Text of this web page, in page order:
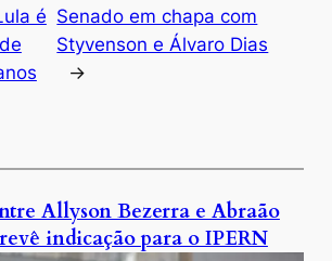
é Senado em chapa com
Styvenson e Álvaro Dias
→
Allyson Bezerra e Abraão
indicação para o IPERN